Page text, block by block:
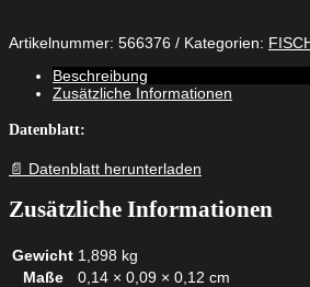
Artikelnummer: 566376 Kategorien:
Beschreibung
Zusätzliche Informationen
Datenblatt:
📄 Datenblatt herunterladen
Zusätzliche Informationen
Gewicht 1,898 kg
Maße
0,14 × 0,09 × 0,12 cm